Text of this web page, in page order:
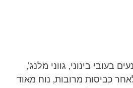
בעובי בינוני, גווני מלנג',
כביסות מרובות, נוח מאוד